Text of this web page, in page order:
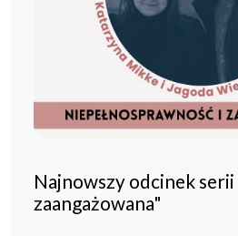
Najnowszy odcinek
zaangażowana"